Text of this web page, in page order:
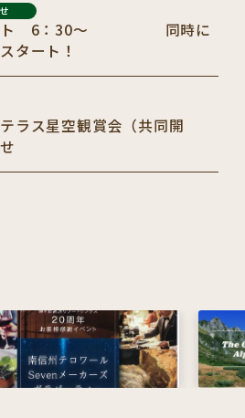
ート 6：30～ 同時に
タート！
ラス星空観賞会（共同開